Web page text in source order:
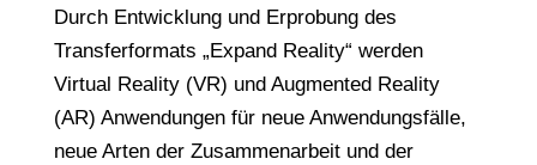
Durch Entwicklung und Erprobung des
Transferformats „Expand Reality“ werden
Virtual Reality (VR) und Augmented Reality
(AR) Anwendungen für neue Anwendungsfälle,
neue Arten der Zusammenarbeit und der